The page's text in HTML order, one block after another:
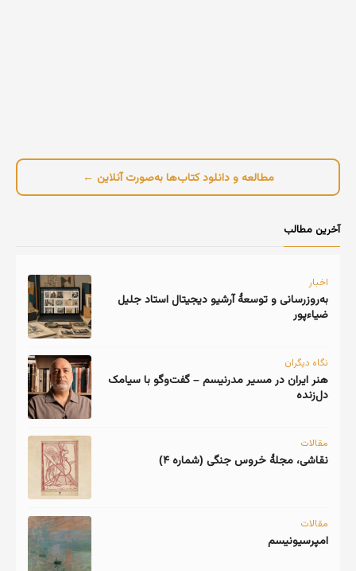
مطالعه و دانلود کتاب‌ها به‌صورت آنلاین ←
آخرین مطالب
اخبار
به‌روزرسانی و توسعهٔ آرشیو دیجیتال استاد جلیل
ضیاءپور
نگاه دیگران
هنر ایران در مسیر مدرنیسم – گفت‌وگو با سیامک
دل‌زنده
مقالات
نقاشی، مجلهٔ خروس جنگی (شماره ۴)
مقالات
امپرسیونیسم